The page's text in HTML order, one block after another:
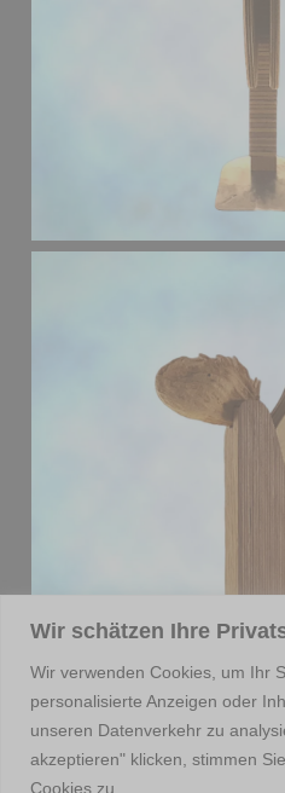
Wir schätzen Ihre
Wir verwenden Cookies, um Ihr
personalisierte Anzeigen oder
unseren Datenverkehr zu
akzeptieren" klicken, stimmen
Cookies zu.